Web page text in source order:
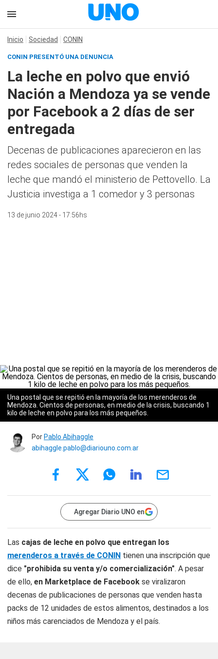
Inicio Sociedad CONIN
CONIN PRESENTÓ UNA DENUNCIA
La leche en polvo que envió
Nación a Mendoza ya se vende
por Facebook a 2 días de ser
entregada
Decenas de publicaciones aparecieron en las
redes sociales de personas que venden la
leche que mandó el ministerio de Pettovello. La
Justicia investiga a 1 comedor y 3 personas
13 de junio 2024 - 17:56hs
Una postal que se repitió en la mayoría de los merenderos de
Mendoza. Cientos de personas, en medio de la crisis, buscando 1
kilo de leche en polvo para los más pequeños.
Por Pablo Abihaggle
abihaggle.pablo@diariouno.com.ar
Agregar Diario UNO en
Las cajas de leche en polvo que entregan los
merenderos a través de CONIN tienen una inscripción que
dice "prohibida su venta y/o comercialización". A pesar
de ello, en Marketplace de Facebook se viralizaron
decenas de publicaciones de personas que venden hasta
packs de 12 unidades de estos alimentos, destinados a los
niños más carenciados de Mendoza y el país.